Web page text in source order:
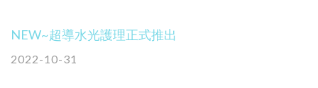
NEW~超導水光護理正式推出
2022-10-31